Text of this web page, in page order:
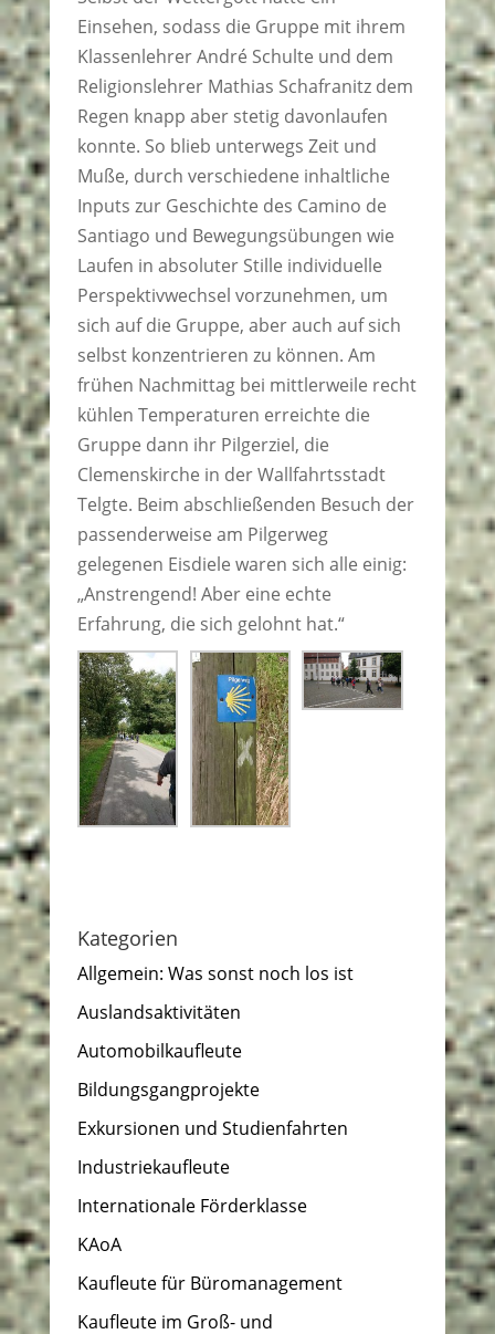
Einsehen, sodass die Gruppe mit ihrem
Klassenlehrer André Schulte und dem
Religionslehrer Mathias Schafranitz dem
Regen knapp aber stetig davonlaufen
konnte. So blieb unterwegs Zeit und
Muße, durch verschiedene inhaltliche
Inputs zur Geschichte des Camino de
Santiago und Bewegungsübungen wie
Laufen in absoluter Stille individuelle
Perspektivwechsel vorzunehmen, um
sich auf die Gruppe, aber auch auf sich
selbst konzentrieren zu können. Am
frühen Nachmittag bei mittlerweile recht
kühlen Temperaturen erreichte die
Gruppe dann ihr Pilgerziel, die
Clemenskirche in der Wallfahrtsstadt
Telgte. Beim abschließenden Besuch der
passenderweise am Pilgerweg
gelegenen Eisdiele waren sich alle einig:
„Anstrengend! Aber eine echte
Erfahrung, die sich gelohnt hat.“
Kategorien
Allgemein: Was sonst noch los ist
Auslandsaktivitäten
Automobilkaufleute
Bildungsgangprojekte
Exkursionen und Studienfahrten
Industriekaufleute
Internationale Förderklasse
KAoA
Kaufleute für Büromanagement
Kaufleute im Groß- und